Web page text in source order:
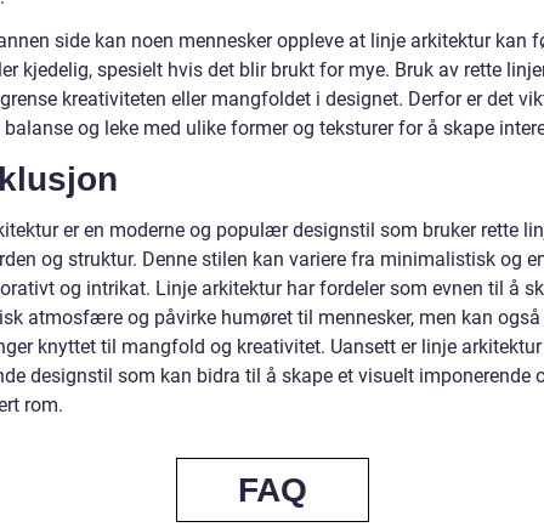
side kan noen mennesker oppleve at linje arkitektur kan
kjedelig, spesielt hvis det blir brukt for mye. Bruk av rette
kreativiteten eller mangfoldet i designet. Derfor er det
balanse og leke med ulike former og teksturer for å skape
er en moderne og populær designstil som bruker rette
og struktur. Denne stilen kan variere fra minimalistisk og
og intrikat. Linje arkitektur har fordeler som evnen til å
atmosfære og påvirke humøret til mennesker, men kan
knyttet til mangfold og kreativitet. Uansett er linje
designstil som kan bidra til å skape et visuelt imponerende
rom.
FAQ